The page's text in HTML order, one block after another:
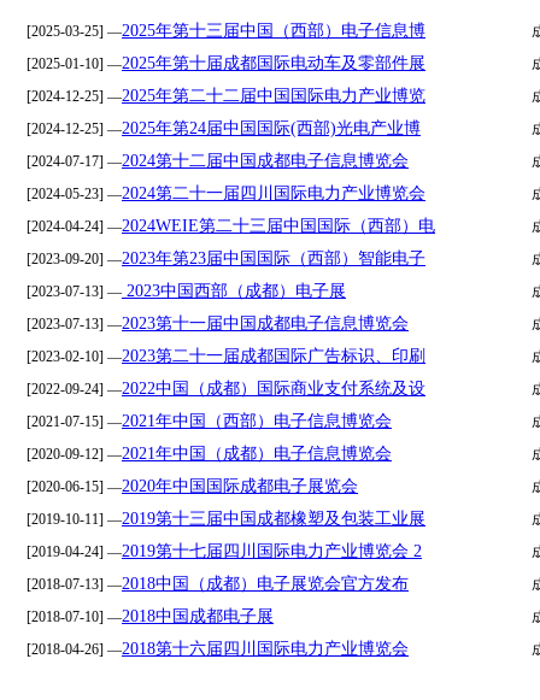
[2025-03-25] —2025年第十三届中国（西部）电子信息博
[2025-01-10] —2025年第十届成都国际电动车及零部件展
[2024-12-25] —2025年第二十二届中国国际电力产业博览
[2024-12-25] —2025年第24届中国国际(西部)光电产业博
[2024-07-17] —2024第十二届中国成都电子信息博览会
[2024-05-23] —2024第二十一届四川国际电力产业博览会
[2024-04-24] —2024WEIE第二十三届中国国际（西部）电
[2023-09-20] —2023年第23届中国国际（西部）智能电子
[2023-07-13] — 2023中国西部（成都）电子展
[2023-07-13] —2023第十一届中国成都电子信息博览会
[2023-02-10] —2023第二十一届成都国际广告标识、印刷
[2022-09-24] —2022中国（成都）国际商业支付系统及设
[2021-07-15] —2021年中国（西部）电子信息博览会
[2020-09-12] —2021年中国（成都）电子信息博览会
[2020-06-15] —2020年中国国际成都电子展览会
[2019-10-11] —2019第十三届中国成都橡塑及包装工业展
[2019-04-24] —2019第十七届四川国际电力产业博览会 2
[2018-07-13] —2018中国（成都）电子展览会官方发布
[2018-07-10] —2018中国成都电子展
[2018-04-26] —2018第十六届四川国际电力产业博览会